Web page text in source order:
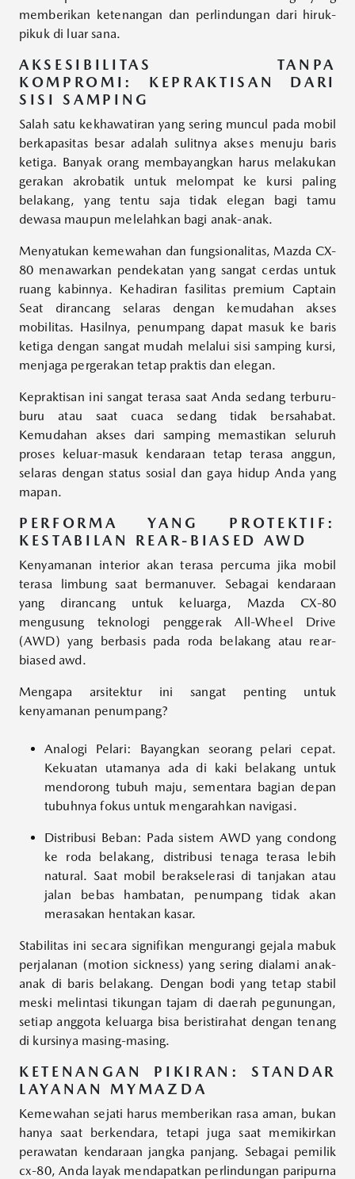
memberikan ketenangan dan perlindungan dari hiruk-
pikuk di luar sana.
AKSESIBILITAS TANPA
KOMPROMI: KEPRAKTISAN DARI
SISI SAMPING
Salah satu kekhawatiran yang sering muncul pada mobil
berkapasitas besar adalah sulitnya akses menuju baris
ketiga. Banyak orang membayangkan harus melakukan
gerakan akrobatik untuk melompat ke kursi paling
belakang, yang tentu saja tidak elegan bagi tamu
dewasa maupun melelahkan bagi anak-anak.
Menyatukan kemewahan dan fungsionalitas, Mazda CX-
80 menawarkan pendekatan yang sangat cerdas untuk
ruang kabinnya. Kehadiran fasilitas premium Captain
Seat dirancang selaras dengan kemudahan akses
mobilitas. Hasilnya, penumpang dapat masuk ke baris
ketiga dengan sangat mudah melalui sisi samping kursi,
menjaga pergerakan tetap praktis dan elegan.
Kepraktisan ini sangat terasa saat Anda sedang terburu-
buru atau saat cuaca sedang tidak bersahabat.
Kemudahan akses dari samping memastikan seluruh
proses keluar-masuk kendaraan tetap terasa anggun,
selaras dengan status sosial dan gaya hidup Anda yang
mapan.
PERFORMA YANG PROTEKTIF:
KESTABILAN REAR-BIASED AWD
Kenyamanan interior akan terasa percuma jika mobil
terasa limbung saat bermanuver. Sebagai kendaraan
yang dirancang untuk keluarga, Mazda CX-80
mengusung teknologi penggerak All-Wheel Drive
(AWD) yang berbasis pada roda belakang atau rear-
biased awd.
Mengapa arsitektur ini sangat penting untuk
kenyamanan penumpang?
Analogi Pelari: Bayangkan seorang pelari cepat.
Kekuatan utamanya ada di kaki belakang untuk
mendorong tubuh maju, sementara bagian depan
tubuhnya fokus untuk mengarahkan navigasi.
Distribusi Beban: Pada sistem AWD yang condong
ke roda belakang, distribusi tenaga terasa lebih
natural. Saat mobil berakselerasi di tanjakan atau
jalan bebas hambatan, penumpang tidak akan
merasakan hentakan kasar.
Stabilitas ini secara signifikan mengurangi gejala mabuk
perjalanan (motion sickness) yang sering dialami anak-
anak di baris belakang. Dengan bodi yang tetap stabil
meski melintasi tikungan tajam di daerah pegunungan,
setiap anggota keluarga bisa beristirahat dengan tenang
di kursinya masing-masing.
KETENANGAN PIKIRAN: STANDAR
LAYANAN MYMAZDA
Kemewahan sejati harus memberikan rasa aman, bukan
hanya saat berkendara, tetapi juga saat memikirkan
perawatan kendaraan jangka panjang. Sebagai pemilik
cx-80, Anda layak mendapatkan perlindungan paripurna